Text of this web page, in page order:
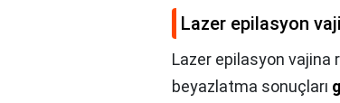
Lazer epilasyon
Lazer epilasyon vajina
beyazlatma sonuçları